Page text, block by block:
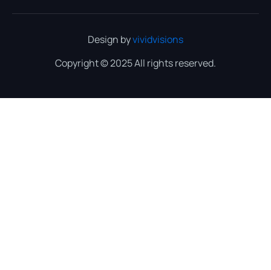
Design byvividvisions
Copyright © 2025 All rights reserved.